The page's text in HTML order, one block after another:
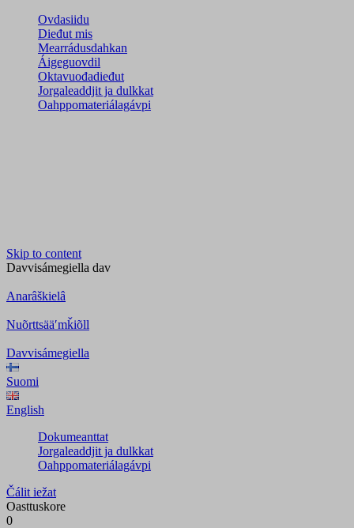
Ovdasiidu
Dieđut mis
Mearrádusdahkan
Áigeguovdil
Oktavuođadieđut
Jorgaleaddjit ja dulkkat
Oahppomateriálagávpi
Skip to content
Davvisámegiella dav
Anarâškielâ
Nuõrttsääʹmǩiõll
Davvisámegiella
Suomi
English
Dokumeanttat
Jorgaleaddjit ja dulkkat
Oahppomateriálagávpi
Čálit iežat
Oasttuskore
0